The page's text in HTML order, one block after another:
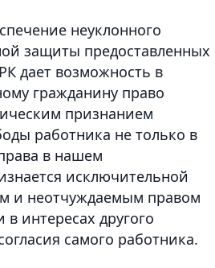
неуклонного
защиты предоставленных
дает возможность в
гражданину право
признанием
работника не только в
в нашем
исключительной
и неотчуждаемым правом
интересах другого
самого работника.